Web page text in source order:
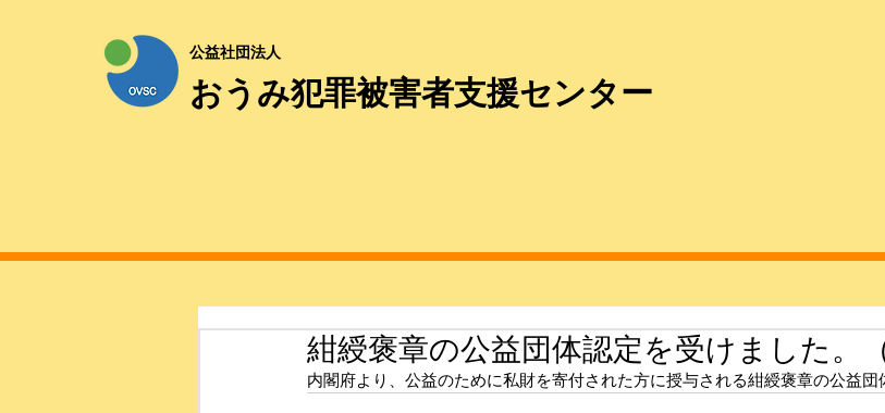
公益社団法人
おうみ犯罪被害者支援センター
紺綬褒章の公益団体認定を受けました。
内閣府より、公益のために私財を寄付された方に授与される紺綬褒章の公益団